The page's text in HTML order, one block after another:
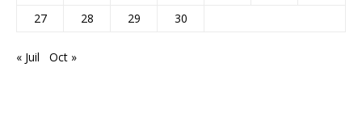
27
28 29 30
« Juil Oct »